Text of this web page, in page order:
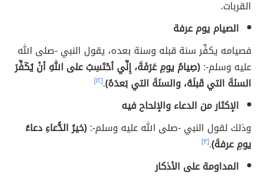
القربات.
الصيام يوم عرفة
فصيامه يكفِّر سنة قبله وسنة بعده، يقول النبي -صلى الله
عليه وسلم-:(صِيامُ يومِ عَرَفَةَ، إِنِّي أحْتَسِبُ على اللهِ أنْ يُكَفِّرَ
السنَةَ التي قَبلَهُ، والسنَةَ التي بَعدَهُ).[١٢]
الإكثار من الدعاء والإلحاح فيه
وذلك لقول النبي -صلى الله عليه وسلم-:(خيرُ الدُّعاءِ دعاءُ
يومِ عرفةَ).[٣]
المداومة على الأذكار